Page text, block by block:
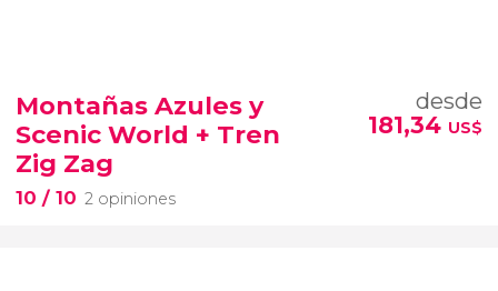
Montañas Azules y
Scenic World + Tren
Zig Zag
10 / 10 2 opiniones
desde
181,34 US$